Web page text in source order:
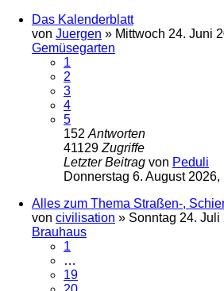
Das Kalenderblatt
von Juergen » Mittwoch 24. Juni
Gemüsegarten
1
2
3
4
5
152 Antworten
41129 Zugriffe
Letzter Beitrag von Peduli
Donnerstag 6. August 2026,
Alles zum Thema Straßen-,
von civilisation » Sonntag 24. Juli
Brauhaus
1
…
19